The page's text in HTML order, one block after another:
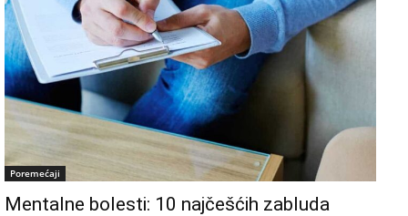
Poremećaji
Mentalne bolesti: 10 najčešćih zabluda